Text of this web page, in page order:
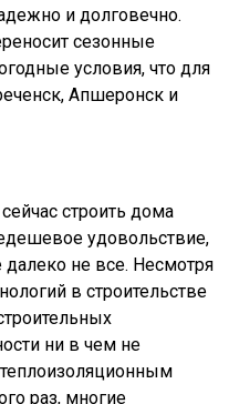
и долговечно.
сезонные
условия, что для
Апшеронск и
строить дома
удовольствие,
далеко не все. Несмотря
в строительстве
ни в чем не
раз, многие